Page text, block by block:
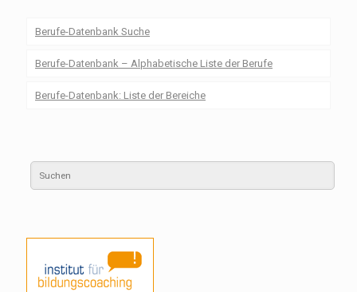
Berufe-Datenbank Suche
Berufe-Datenbank – Alphabetische Liste der Berufe
Berufe-Datenbank: Liste der Bereiche